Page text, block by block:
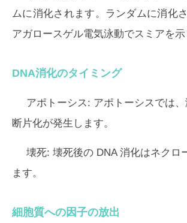
ムに消化されます。ランダムに消化
アガロースゲル電気泳動でスミアを示
DNA消化のタイミング
アポトーシス: アポトーシスでは
断片化が発生します。
壊死: 壊死後の DNA 消化はネクロ
ます。
細胞質への因子の放出